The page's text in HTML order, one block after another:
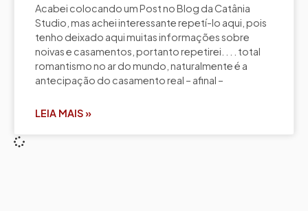
Acabei colocando um Post no Blog da Catânia
Studio, mas achei interessante repetí-lo aqui, pois
tenho deixado aqui muitas informações sobre
noivas e casamentos, portanto repetirei. . . . total
romantismo no ar do mundo, naturalmente é a
antecipação do casamento real – afinal –
LEIA MAIS »